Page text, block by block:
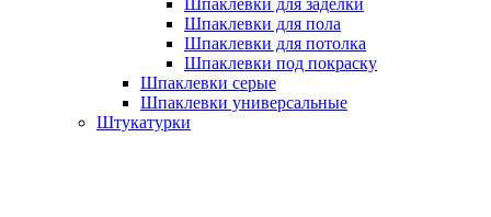
Шпаклевки для заделки
Шпаклевки для пола
Шпаклевки для потолка
Шпаклевки под покраску
Шпаклевки серые
Шпаклевки универсальные
Штукатурки